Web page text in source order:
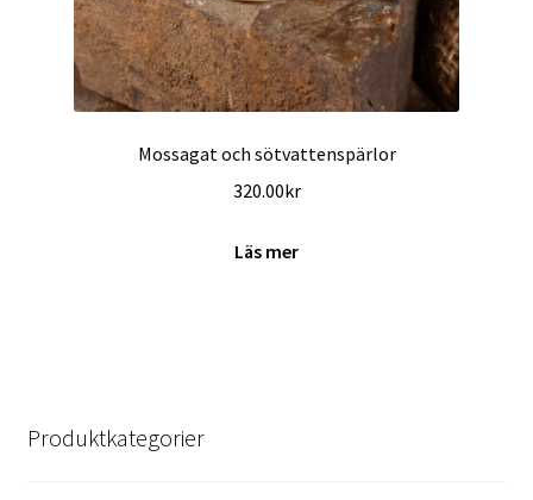
Mossagat och sötvattenspärlor
320.00kr
Läs mer
Produktkategorier